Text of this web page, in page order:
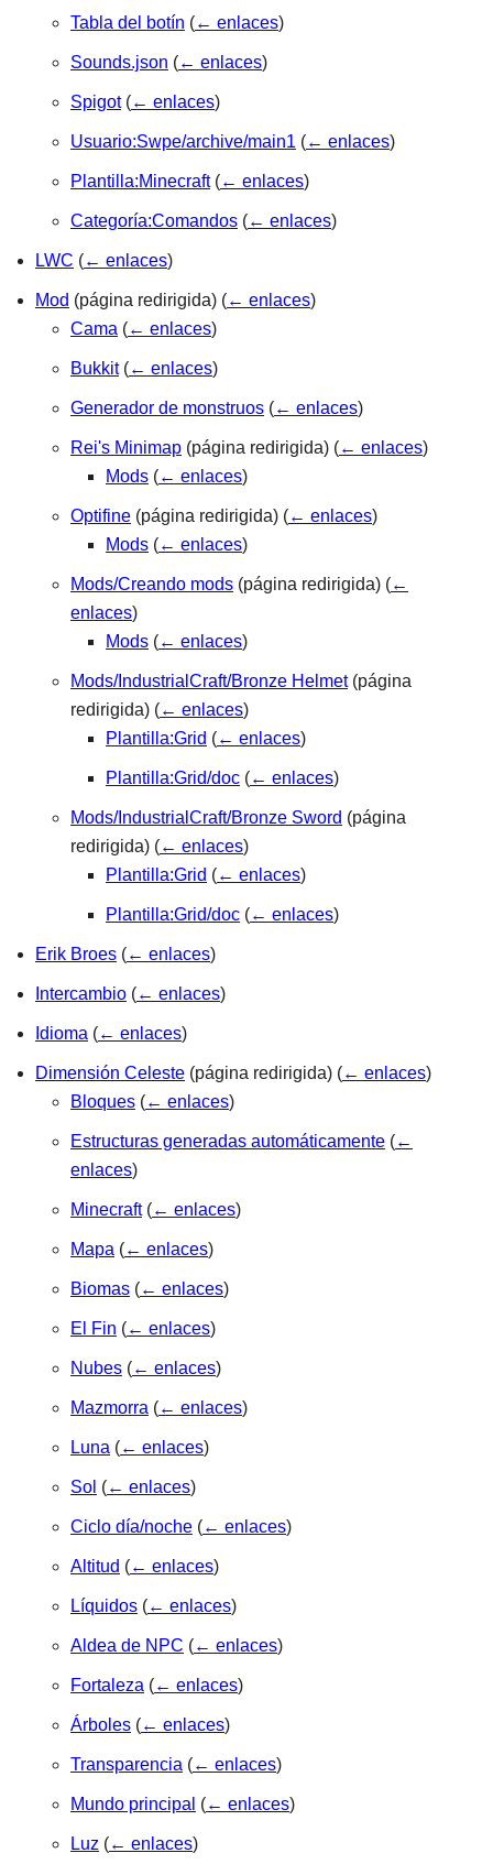
Tabla del botín (← enlaces)
Sounds.json (← enlaces)
Spigot (← enlaces)
Usuario:Swpe/archive/main1 (← enlaces)
Plantilla:Minecraft (← enlaces)
Categoría:Comandos (← enlaces)
LWC (← enlaces)
Mod (página redirigida) (← enlaces)
Cama (← enlaces)
Bukkit (← enlaces)
Generador de monstruos (← enlaces)
Rei's Minimap (página redirigida) (← enlaces)
Mods (← enlaces)
Optifine (página redirigida) (← enlaces)
Mods (← enlaces)
Mods/Creando mods (página redirigida) (←
enlaces)
Mods (← enlaces)
Mods/IndustrialCraft/Bronze Helmet(página
redirigida) (← enlaces)
Plantilla:Grid (← enlaces)
Plantilla:Grid/doc (← enlaces)
Mods/IndustrialCraft/Bronze Sword (página
redirigida) (← enlaces)
Plantilla:Grid (← enlaces)
Plantilla:Grid/doc (← enlaces)
Erik Broes (← enlaces)
Intercambio (← enlaces)
Idioma (← enlaces)
Dimensión Celeste (página redirigida) (← enlaces)
Bloques (← enlaces)
Estructuras generadas automáticamente (←
enlaces)
Minecraft (← enlaces)
Mapa (← enlaces)
Biomas (← enlaces)
El Fin (← enlaces)
Nubes (← enlaces)
Mazmorra (← enlaces)
Luna (← enlaces)
Sol (← enlaces)
Ciclo día/noche (← enlaces)
Altitud (← enlaces)
Líquidos (← enlaces)
Aldea de NPC (← enlaces)
Fortaleza (← enlaces)
Árboles (← enlaces)
Transparencia (← enlaces)
Mundo principal (← enlaces)
Luz (← enlaces)